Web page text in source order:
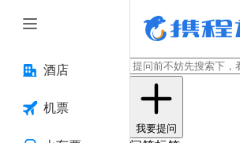
酒店
机票
我要提问